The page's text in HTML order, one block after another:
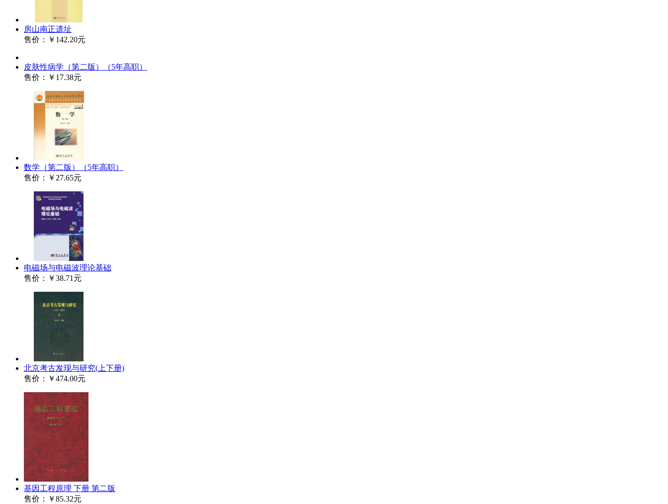
房山南正遗址
售价：
￥142.20元
皮肤性病学（第二版）（5年高职）
售价：
￥17.38元
数学（第二版）（5年高职）
售价：
￥27.65元
电磁场与电磁波理论基础
售价：
￥38.71元
北京考古发现与研究(上下册)
售价：
￥474.00元
基因工程原理 下册 第二版
售价：
￥85.32元